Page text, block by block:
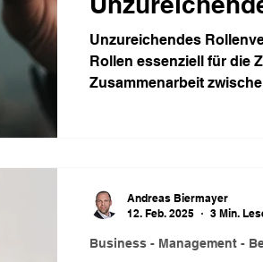
Unzureichendes
Rollen essenziell für die
Zusammenarbeit
Business - Management -
Andreas Biermayer
12. Feb. 2025
3 Min.